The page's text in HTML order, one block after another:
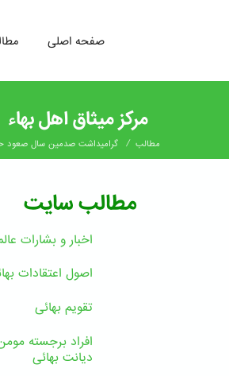
رفتن
صفحه اصلی
مرکز میثاق اهل بهاء
مطالب / گرامیداشت صدمین سال صعود
مطالب سایت
اخبار و بشارات
اصول اعتقادات
تقویم بهائی
افراد برجسته
دیانت بهائی